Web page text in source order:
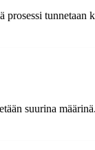
tunnetaan
suurina